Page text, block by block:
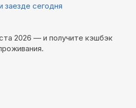
заезде сегодня
2026 — и получите кэшбэк